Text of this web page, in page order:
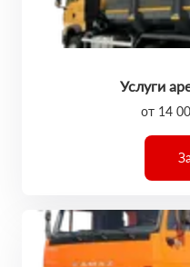
Услуги
от 14